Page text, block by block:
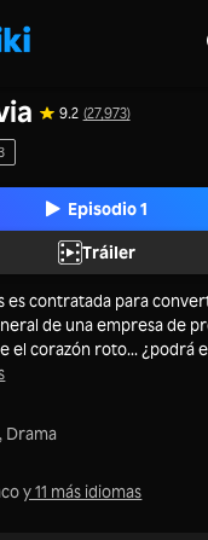
9.2 (27,973)
Episodio 1
Tráiler
es contratada para
de una empresa de
el corazón roto... ¿podrá
Drama
y 11 más idiomas